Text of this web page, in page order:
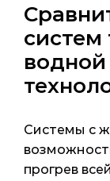
систем
водной
Системы с
прогрев